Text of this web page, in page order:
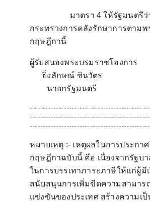
มาตรา4 ให้รัฐมนตรีว่
กระทรวงการคลังรักษาการตามพ
กฤษฎีกานี้
ผู้รับสนองพระบรมราชโองการ
ยิ่งลักษณ์ ชินวัตร
นายกรัฐมนตรี
หมายเหต
:- เหตุผลในการประกา
กฤษฎีกาฉบับนี้ คือ เนื่องจากรัฐบ
ในการบรรเทาภาระภาษีให้แก่ผู้มี
สนับสนุนการเพิ่มขีดความสามาร
แข่งขันของประเทศ สร้างความเ